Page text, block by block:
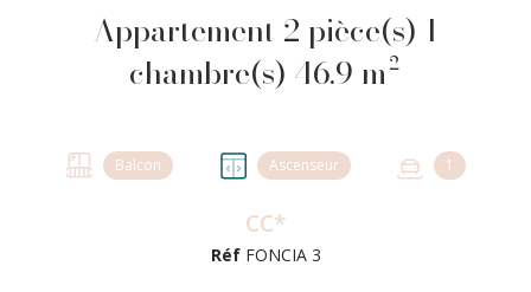
Appartement 2 pièce(s) 1
chambre(s) 46.9 m²
Balcon Ascenseur 1
CC*
Réf FONCIA 3